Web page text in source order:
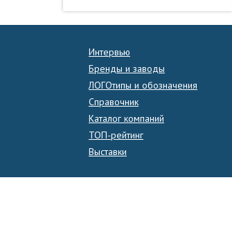
Интервью
Бренды и заводы
ЛОГОтипы и обозначения
Справочник
Каталог компаний
ТОП-рейтинг
Выставки